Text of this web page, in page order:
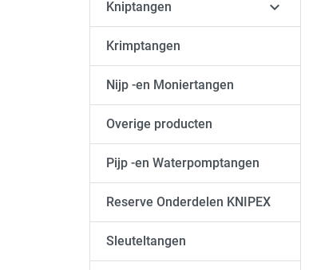
Kniptangen 
Krimptangen
Nijp -en Moniertangen
Overige producten
Pijp -en Waterpomptangen
Reserve Onderdelen KNIPEX
Sleuteltangen